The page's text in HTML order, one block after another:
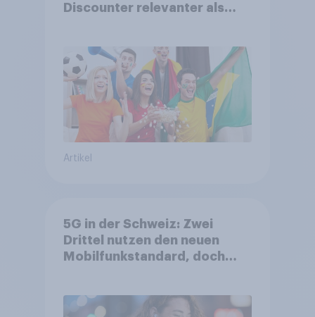
Discounter relevanter als
Artikel
5G in der Schweiz: Zwei
Drittel nutzen den neuen
Mobilfunkstandard, doch